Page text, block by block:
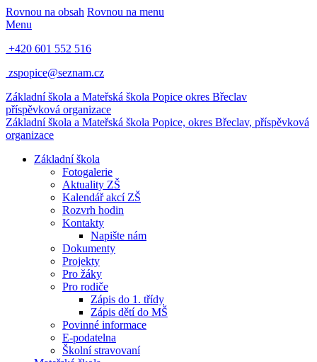
Rovnou na obsah Rovnou na menu
Menu
+420 601 552 516
zspopice@seznam.cz
Základní škola a Mateřská škola Popice okres Břeclav
příspěvková organizace
Základní škola a Mateřská škola Popice, okres Břeclav, příspěvková
organizace
Základní škola
Fotogalerie
Aktuality ZŠ
Kalendář akcí ZŠ
Rozvrh hodin
Kontakty
Napište nám
Dokumenty
Projekty
Pro žáky
Pro rodiče
Zápis do 1. třídy
Zápis dětí do MŠ
Povinné informace
E-podatelna
Školní stravovaní